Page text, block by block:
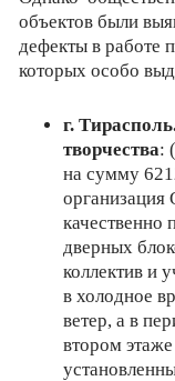
объектов были
дефекты в работе
которых особо
г.
творчества:
на сумму
качественно
дверных
коллектив и
в холодное
ветер, а в
втором